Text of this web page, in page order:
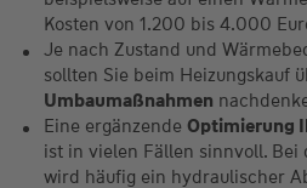
Kosten von 1.200 bis 4.000
Je nach Zustand und
sollten Sie beim Heizungskauf
Umbaumaßnahmen
Eine ergänzende Optimierung
ist in vielen Fällen sinnvoll. Bei
wird häufig ein hydraulischer